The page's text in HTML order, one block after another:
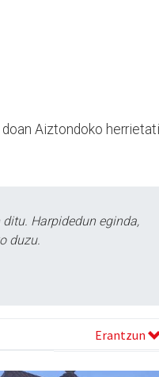
Aiztondoko
Harpidedun eginda,
duzu.
Erantzun